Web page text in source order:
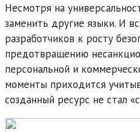
Несмотря на
заменить другие языки. И
разработчиков к росту
предотвращению
персональной и
моменты приходится
созданный ресурс не стал